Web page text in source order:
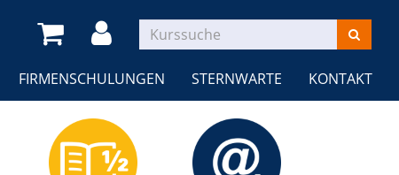
FIRMENSCHULUNGEN STERNWARTE KONTAKT